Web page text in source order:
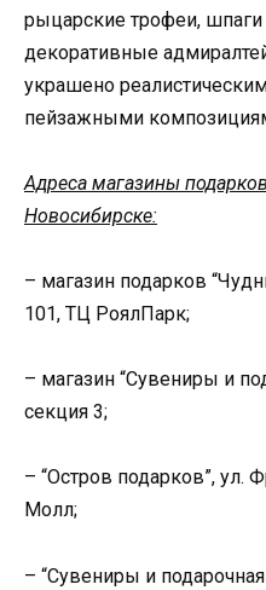
рыцарские трофеи, шпаги
декоративные
украшено
пейзажными
Адреса магазины
Новосибирске:
– магазин подарков
101, ТЦ РоялПарк;
– магазин “Сувениры и
секция 3;
– “Остров подарков”, ул.
Молл;
– “Сувениры и подарочная